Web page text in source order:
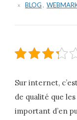
BLOG,
Sur internet,
de qualité que
important d’en